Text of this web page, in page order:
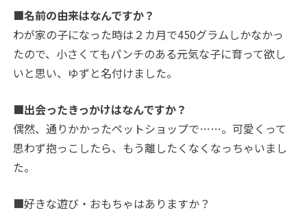
■名前の由来はなんですか？
わが家の子になった時は２カ月で450グラムしかなかっ
たので、小さくてもパンチのある元気な子に育って欲し
いと思い、ゆずと名付けました。
■出会ったきっかけはなんですか？
偶然、通りかかったペットショップで……。 可愛くって
思わず抱っこしたら、もう離したくなくなっちゃいまし
た。
■好きな遊び・おもちゃはありますか？